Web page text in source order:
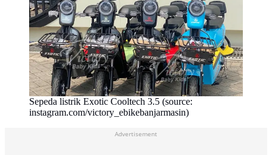
Sepeda listrik Exotic Cooltech 3.5 (source:
instagram.com/victory_ebikebanjarmasin)